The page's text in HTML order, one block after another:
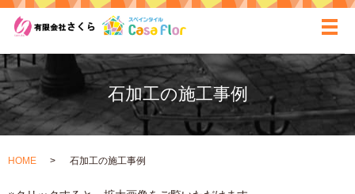
石加工の施工事例
HOME 石加工の施工事例